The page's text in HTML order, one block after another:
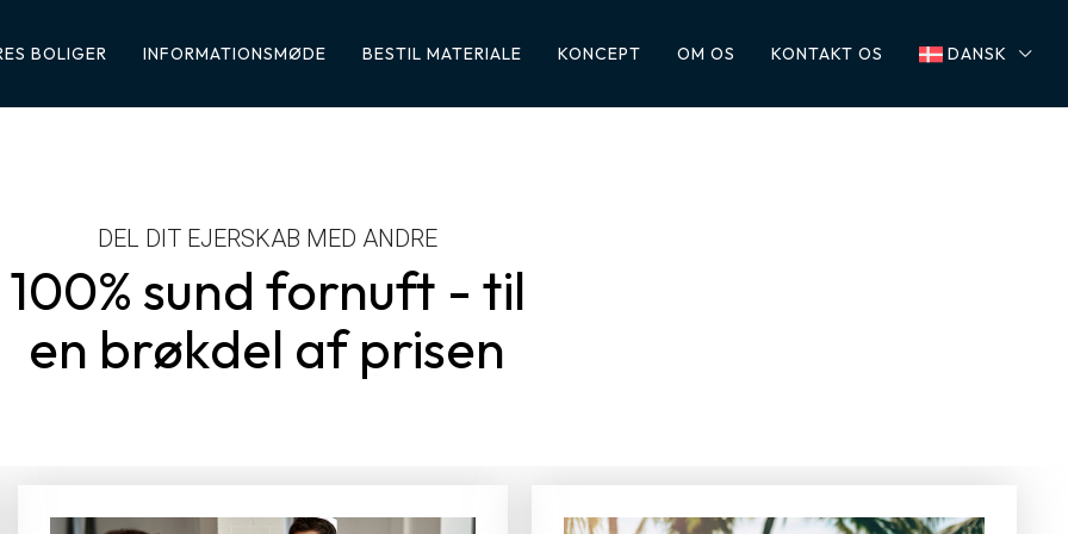
BOLIGER INFORMATIONSMØDE BESTIL MATERIALE KONCEPT OM OS KONTAKT OS DANSK
DEL DIT EJERSKAB MED ANDRE
100% sund fornuft - til
en brøkdel af prisen